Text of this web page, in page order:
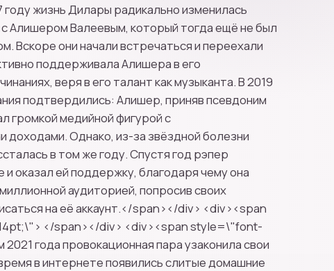
жизнь Дилары радикально изменилась
с Алишером Валеевым, который тогда ещё не был
Вскоре они начали встречаться и переехали
поддерживала Алишера в его
веря в его талант как музыканта. В 2019
подтвердились: Алишер, приняв псевдоним
громкой медийной фигурой с
доходами. Однако, из-за звёздной болезни
в том же году. Спустя год рэпер
и оказал ей поддержку, благодаря чему она
аудиторией, попросив своих
на её аккаунт.</span></div> <div><span
</span></div> <div><span style=\"font-
года провокационная пара узаконила свои
в интернете появились слитые домашние